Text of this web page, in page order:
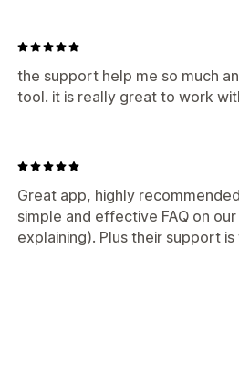
the support help me so much
tool. it is really great to work
Great app, highly
simple and effective FAQ on
explaining). Plus their support